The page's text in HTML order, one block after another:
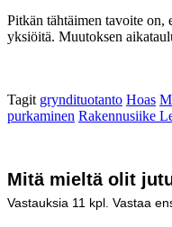
Pitkän tähtäimen tavoite on,
yksiöitä. Muutoksen
Tagit gryndituotanto Hoas
purkaminen Rakennusiike
Mitä mieltä olit
Vastauksia 11 kpl. Vastaa